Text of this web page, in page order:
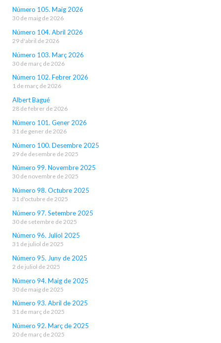
Número 105. Maig 2026
30 de maig de 2026
Número 104. Abril 2026
29 d'abril de 2026
Número 103. Març 2026
30 de març de 2026
Número 102. Febrer 2026
1 de març de 2026
Albert Bagué
28 de febrer de 2026
Número 101. Gener 2026
31 de gener de 2026
Número 100. Desembre 2025
29 de desembre de 2025
Número 99. Novembre 2025
30 de novembre de 2025
Número 98. Octubre 2025
31 d'octubre de 2025
Número 97. Setembre 2025
30 de setembre de 2025
Número 96. Juliol 2025
31 de juliol de 2025
Número 95. Juny de 2025
2 de juliol de 2025
Número 94. Maig de 2025
30 de maig de 2025
Número 93. Abril de 2025
31 de març de 2025
Número 92. Març de 2025
20 de març de 2025